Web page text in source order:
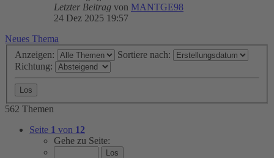
Letzter Beitrag von MANTGE98
24 Dez 2025 19:57
Neues Thema
Anzeigen:
Sortiere nach:
Richtung:
562 Themen
Seite 1 von 12
Gehe zu Seite: